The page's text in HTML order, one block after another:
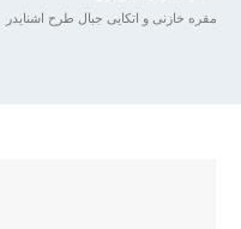
مقره خازنی و اتکایی جبال طرح اشنایدر